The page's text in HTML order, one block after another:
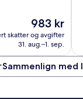
Prisen
er
983 kr
983 kr
skatter og avgifter
31. aug.–1. sep.
Sammenlign